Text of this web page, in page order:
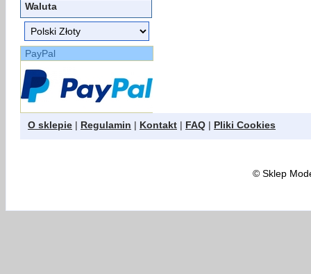
Waluta
PayPal
O sklepie | Regulamin | Kontakt | FAQ | Pliki Cookies
©Sklep